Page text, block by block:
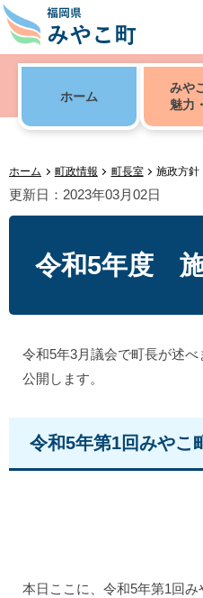
ホーム
みや
魅力
ホーム 町政情報 町長室 施政方針
更新日：2023年03月02日
令和5年度
令和5年3月議会で町長が述
公開します。
令和5年第1回みやこ
本日ここに、令和5年第1回み